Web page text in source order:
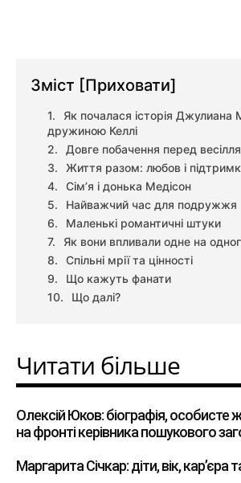
Зміст [Приховати]
Як почалася історія Джулиана
дружиною Келлі
Довге побачення перед
Життя разом: любов і
Сім’я і донька Медісон
Найважчий час для подружжя
Маленькі романтичні штуки
Як вони впливали одне на
Спільні мрії та цінності
Що кажуть фанати
Що далі?
Читати більше
Олексій Юков: біографія, особисте
на фронті керівника пошукового
Маргарита Січкар: діти, вік,